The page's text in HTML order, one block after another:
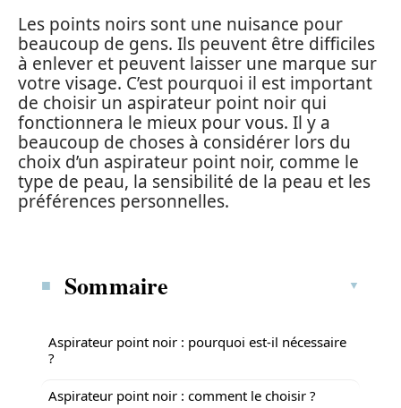
Les points noirs sont une nuisance pour
beaucoup de gens. Ils peuvent être difficiles
à enlever et peuvent laisser une marque sur
votre visage. C’est pourquoi il est important
de choisir un aspirateur point noir qui
fonctionnera le mieux pour vous. Il y a
beaucoup de choses à considérer lors du
choix d’un aspirateur point noir, comme le
type de peau, la sensibilité de la peau et les
préférences personnelles.
Sommaire
Aspirateur point noir : pourquoi est-il nécessaire
?
Aspirateur point noir : comment le choisir ?